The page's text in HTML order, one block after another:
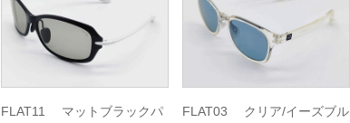
FLAT11 マットブラックパ
FLAT03 クリア/イーズブル